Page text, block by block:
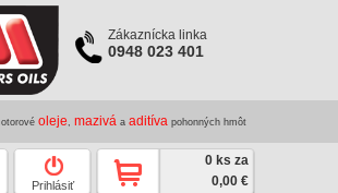
Zákaznícka linka
0948 023 401
oleje mazivá a aditíva pohonných hmôt
Prihlásiť
0 ks za
0,00 €